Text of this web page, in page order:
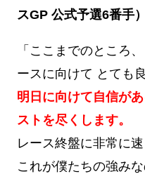
スGP 公式予選6番手）
「ここまでのところ
ースに向けて とても
明日に向けて自信が
ストを尽くします。
レース終盤に非常に速
これが僕たちの強み